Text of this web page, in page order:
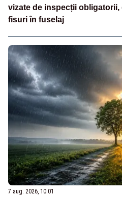
vizate de inspecții
fisuri în fuselaj
7 aug. 2026, 10:01